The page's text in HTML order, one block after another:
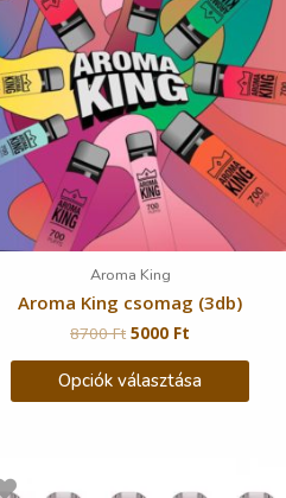
Aroma King
Aroma King csomag (3db)
8700Ft 5000 Ft
Opciók választása